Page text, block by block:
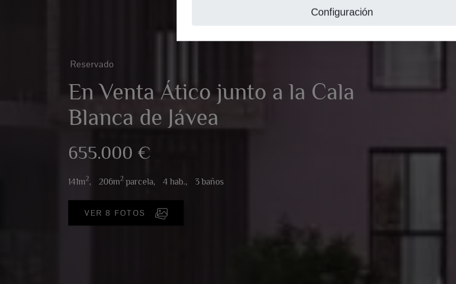
Configuración
Reservado
En Venta Ático junto a la Cala
Blanca de Jávea
655.000 €
141m2, 206m2 parcela, 4 hab., 3 baños
VER 8 FOTOS